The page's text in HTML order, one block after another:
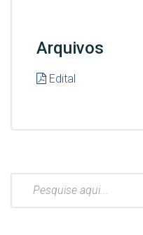
Arquivos
Edital